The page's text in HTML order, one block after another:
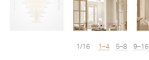
1/16 1–4 5–8 9–16